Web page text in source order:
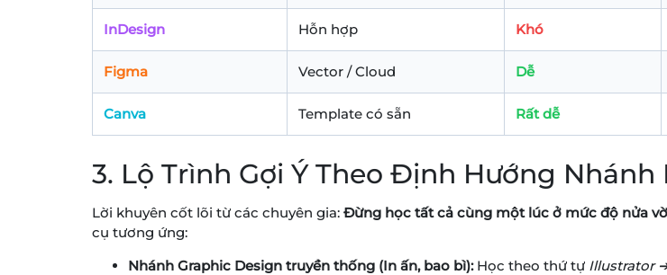
InDesign Hỗn hợp Khó
Figma Vector / Cloud Dễ
Canva Template có sẵn Rất dễ
3. Lộ Trình Gợi Ý Theo Định Hướng
Lời khuyên cốt lõi từ các chuyên gia: Đừng học tất cả cùng một lúc ở mức độ nửa
cụ tương ứng:
Nhánh Graphic Design truyền thống (In ấn, bao bì):Học theo thứ tự Illustrator